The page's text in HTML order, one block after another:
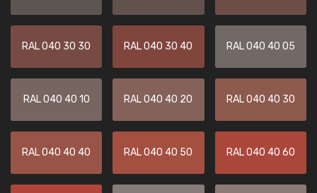
RAL 040 30 30 RAL 040 30 40 RAL 040 40 05
RAL 040 40 10 RAL 040 40 20 RAL 040 40 30
RAL 040 40 40 RAL 040 40 50 RAL 040 40 60